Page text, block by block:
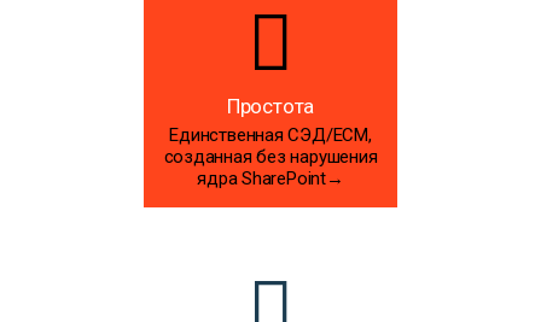
Простота
Единственная СЭД/ECM,
созданная без нарушения
ядра SharePoint→